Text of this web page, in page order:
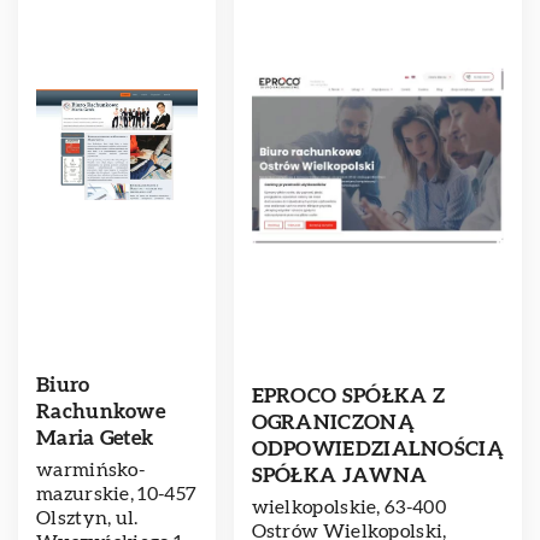
Biuro
Rachunkowe
Maria Getek
warmińsko-
mazurskie, 10-457
Olsztyn, ul.
EPROCO SPÓŁKA Z
OGRANICZONĄ
ODPOWIEDZIALNOŚCIĄ
SPÓŁKA JAWNA
wielkopolskie, 63-400
Ostrów Wielkopolski,